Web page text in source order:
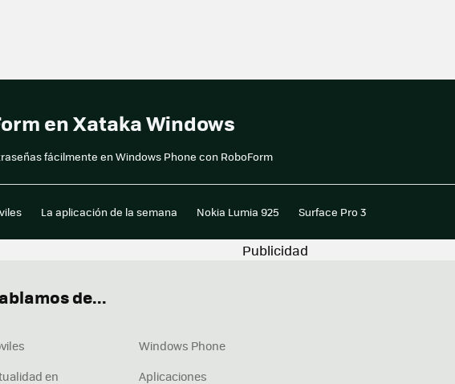
en Xataka Windows
fácilmente en Windows Phone con RoboForm
La aplicación de la semana Nokia Lumia 925 Surface Pro 3
de...
Windows Phone
en
Aplicaciones